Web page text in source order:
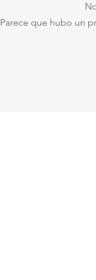
Parece que hubo un